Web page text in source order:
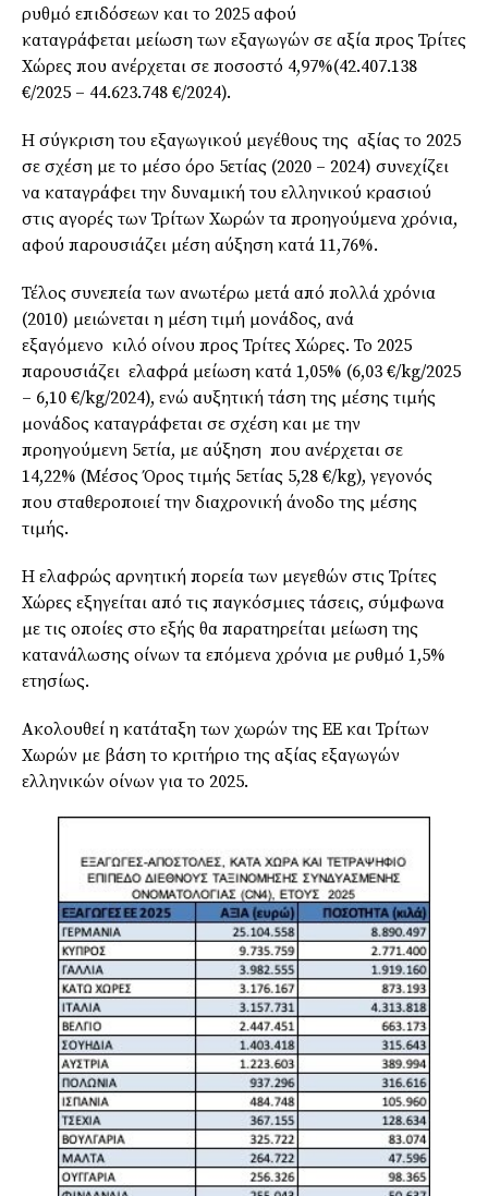
ρυθμό επιδόσεων και το 2025 αφού
καταγράφεται μείωση των εξαγωγών σε αξία προς Τρίτες
Χώρες που ανέρχεται σε ποσοστό 4,97%(42.407.138
€/2025 – 44.623.748 €/2024).
Η σύγκριση του εξαγωγικού μεγέθους της αξίας το 2025
σε σχέση με το μέσο όρο 5ετίας (2020 – 2024) συνεχίζει
να καταγράφει την δυναμική του ελληνικού κρασιού
στις αγορές των Τρίτων Χωρών τα προηγούμενα χρόνια,
αφού παρουσιάζει μέση αύξηση κατά 11,76%.
Τέλος συνεπεία των ανωτέρω μετά από πολλά χρόνια
(2010) μειώνεται η μέση τιμή μονάδος, ανά
εξαγόμενο κιλό οίνου προς Τρίτες Χώρες. Το 2025
παρουσιάζει ελαφρά μείωση κατά 1,05% (6,03 €/kg/2025
– 6,10 €/kg/2024), ενώ αυξητική τάση της μέσης τιμής
μονάδος καταγράφεται σε σχέση και με την
προηγούμενη 5ετία, με αύξηση που ανέρχεται σε
14,22% (Μέσος Όρος τιμής 5ετίας 5,28 €/kg), γεγονός
που σταθεροποιεί την διαχρονική άνοδο της μέσης
τιμής.
Η ελαφρώς αρνητική πορεία των μεγεθών στις Τρίτες
Χώρες εξηγείται από τις παγκόσμιες τάσεις, σύμφωνα
με τις οποίες στο εξής θα παρατηρείται μείωση της
κατανάλωσης οίνων τα επόμενα χρόνια με ρυθμό 1,5%
ετησίως.
Ακολουθεί η κατάταξη των χωρών της ΕΕ και Τρίτων
Χωρών με βάση το κριτήριο της αξίας εξαγωγών
ελληνικών οίνων για το 2025.